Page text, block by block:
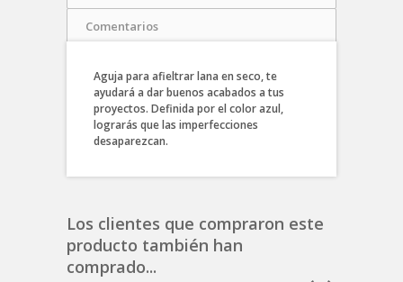
Comentarios
Aguja para afieltrar lana en seco, te
ayudará a dar buenos acabados a tus
proyectos. Definida por el color azul,
lograrás que las imperfecciones
desaparezcan.
Los clientes que compraron este
producto también han
comprado...